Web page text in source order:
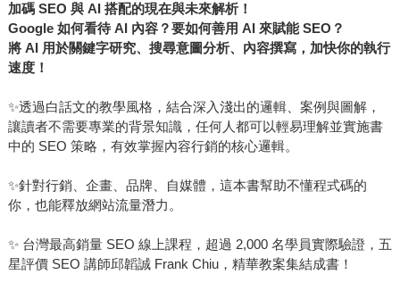
加碼 SEO 與 AI 搭配的現在與未來解析！
Google 如何看待 AI 內容？要如何善用 AI 來賦能 SEO？
將 AI 用於關鍵字研究、搜尋意圖分析、內容撰寫，加快你的執行
速度！
✨透過白話文的教學風格，結合深入淺出的邏輯、案例與圖解，
讓讀者不需要專業的背景知識，任何人都可以輕易理解並實施書
中的 SEO 策略，有效掌握內容行銷的核心邏輯。
✨針對行銷、企畫、品牌、自媒體，這本書幫助不懂程式碼的
你，也能釋放網站流量潛力。
✨ 台灣最高銷量 SEO 線上課程，超過 2,000 名學員實際驗證，五
星評價 SEO 講師邱韜誠 Frank Chiu，精華教案集結成書！